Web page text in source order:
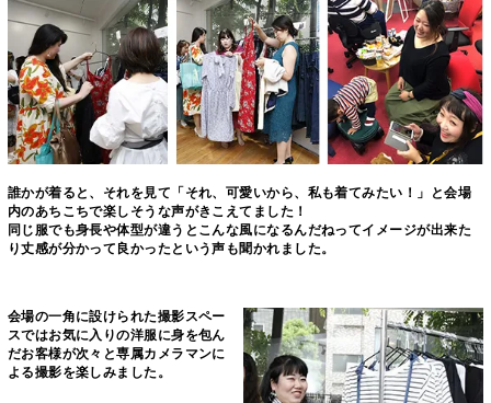
誰かが着ると、それを見て「それ、可愛いから、私も着てみたい！」と会場
内のあちこちで楽しそうな声がきこえてました！
同じ服でも身長や体型が違うとこんな風になるんだねってイメージが出来た
り丈感が分かって良かったという声も聞かれました。
会場の一角に設けられた撮影スペー
スではお気に入りの洋服に身を包ん
だお客様が次々と専属カメラマンに
よる撮影を楽しみました。